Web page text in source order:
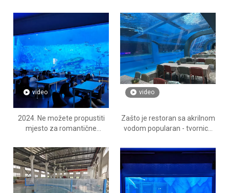
akrilne ploče - Fabrika
proizvoda Leyu Acrylic Sheet
Products
video
2024. Ne možete propustiti
mjesto za romantične
vode - Fabrika proizvoda od
akrilnih ploča Leyu
video
Zašto je restoran sa akrilnom
vodom popularan - tvornica
Leyu